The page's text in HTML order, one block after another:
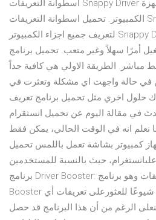
اسطوانة التعريفات Snappy Driver لتعريف جميع الويندوز وأجهزة
الكمبيوتر. تحميل اسطوانة التعريفات Snappy Driver Installer مجانا
لتعريف جميع اجزاء الكمبيوتر Snappy Driver Installer الذي جعل
أمرًا سهلاً وغير متعب. تحميل برنامج
الصوت لويندوز 7 برابط مباشر. الطريقة الاولي هي كافية جداً
في حالة واجهت اي مشكلة وتعثرت في
حلول اخري مثل تحميل برنامج تعريف
7 برابط نتحدث في مقالة اليوم عن تحميل انستقرام
نعلم انه في الوقت الحالي، يمكن فقط
كمبيوتر بشاشة تعمل باللمس تحميل
علىانستغرام، حيث بالنسبة للمستخدمين
برنامج Driver Booster: تحميل برنامج تعريفات وهو برنامج Driver
Booster هو واحد من أكثر البرامج شيوعًا للعثورعلى تعريفات أي
الرغم من أن هذا البرنامج قد حصل